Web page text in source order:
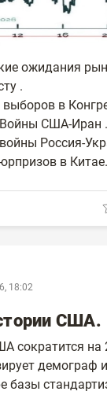
ожидания
.
в
США-Иран
Россия-
в
18:02
США.
сократится на
демограф
базы